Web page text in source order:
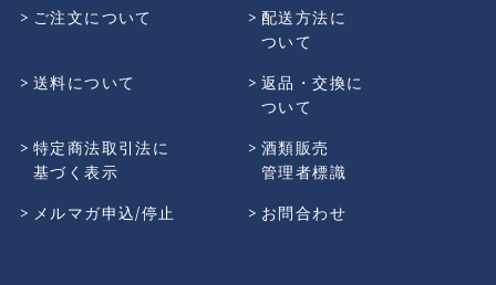
ご注文について
配送方法に
ついて
送料について
返品・交換に
ついて
特定商法取引法に
基づく表示
酒類販売
管理者標識
メルマガ申込/停止
お問合わせ